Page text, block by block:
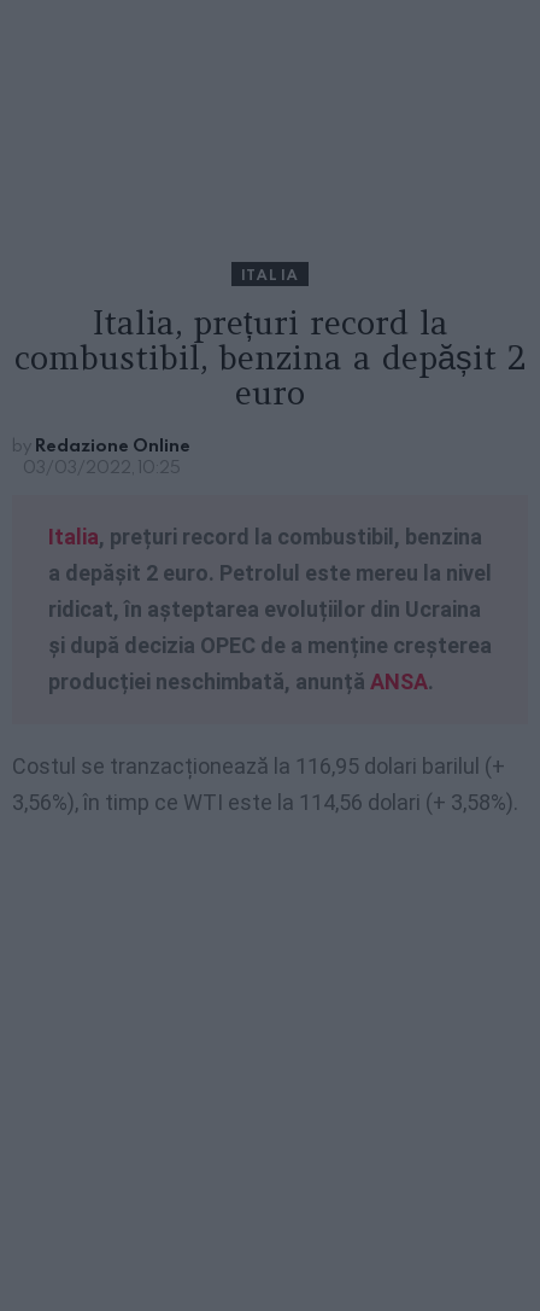
ITALIA
Italia, prețuri record la
combustibil, benzina a depășit 2
euro
by Redazione Online
03/03/2022, 10:25
Italia, prețuri record la combustibil, benzina
a depășit 2 euro. Petrolul este mereu la nivel
ridicat, în așteptarea evoluțiilor din Ucraina
și după decizia OPEC de a menține creșterea
producției neschimbată, anunță ANSA.
Costul se tranzacționează la 116,95 dolari barilul (+
3,56%), în timp ce WTI este la 114,56 dolari (+ 3,58%).